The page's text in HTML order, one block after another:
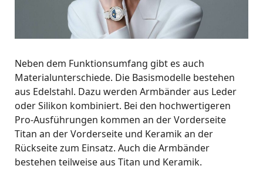
Neben dem Funktionsumfang gibt es auch
Materialunterschiede. Die Basismodelle bestehen
aus Edelstahl. Dazu werden Armbänder aus Leder
oder Silikon kombiniert. Bei den hochwertigeren
Pro-Ausführungen kommen an der Vorderseite
Titan an der Vorderseite und Keramik an der
Rückseite zum Einsatz. Auch die Armbänder
bestehen teilweise aus Titan und Keramik.